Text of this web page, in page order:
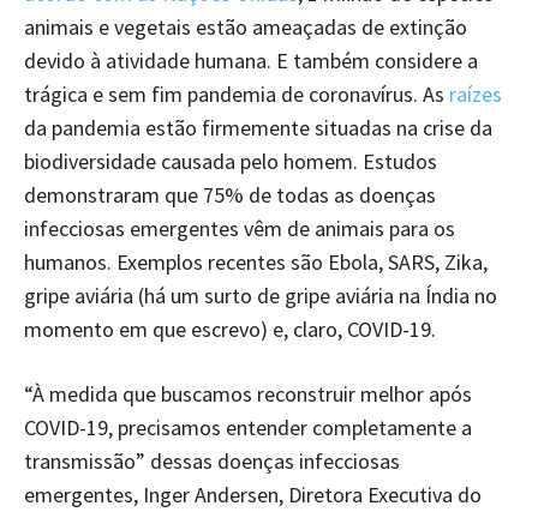
animais e vegetais estão ameaçadas de extinção
devido à atividade humana. E também considere a
trágica e sem fim pandemia de coronavírus. As raízes
da pandemia estão firmemente situadas na crise da
biodiversidade causada pelo homem. Estudos
demonstraram que 75% de todas as doenças
infecciosas emergentes vêm de animais para os
humanos. Exemplos recentes são Ebola, SARS, Zika,
gripe aviária (há um surto de gripe aviária na Índia no
momento em que escrevo) e, claro, COVID-19.
“À medida que buscamos reconstruir melhor após
COVID-19, precisamos entender completamente a
transmissão” dessas doenças infecciosas
emergentes, Inger Andersen, Diretora Executiva do